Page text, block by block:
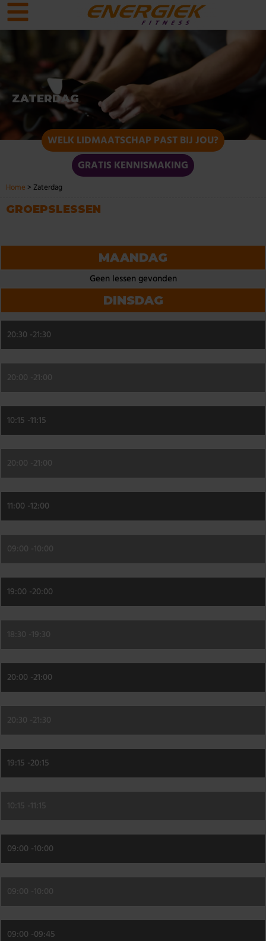
ZATERDAG
WELK LIDMAATSCHAP PAST BIJ JOU?
GRATIS KENNISMAKING
Home > Zaterdag
GROEPSLESSEN
MAANDAG
Geen lessen gevonden
DINSDAG
20:30 -21:30
20:00 - 21:00
10:15 -11:15
20:00 - 21:00
11:00 -12:00
09:00 - 10:00
19:00 -20:00
18:30 - 19:30
20:00 -21:00
20:30 - 21:30
19:15 -20:15
10:15 - 11:15
09:00 -10:00
09:00 - 10:00
09:00 -09:45